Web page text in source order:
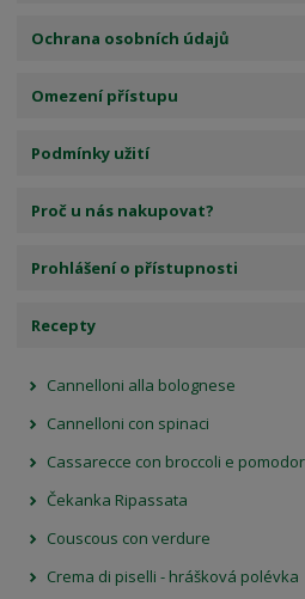
Ochrana osobních údajů
Omezení přístupu
Podmínky užití
Proč u nás nakupovat?
Prohlášení o přístupnosti
Recepty
Cannelloni alla bolognese
Cannelloni con spinaci
Cassarecce con broccoli e
Čekanka Ripassata
Couscous con verdure
Crema di piselli - hrášková polévka